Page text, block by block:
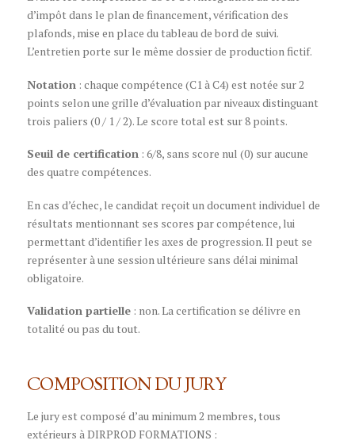
d’impôt dans le plan de financement, vérification des
plafonds, mise en place du tableau de bord de suivi.
L’entretien porte sur le même dossier de production fictif.
Notation : chaque compétence (C1 à C4) est notée sur 2
points selon une grille d’évaluation par niveaux distinguant
trois paliers (0 / 1 / 2). Le score total est sur 8 points.
Seuil de certification : 6/8, sans score nul (0) sur aucune
des quatre compétences.
En cas d’échec, le candidat reçoit un document individuel de
résultats mentionnant ses scores par compétence, lui
permettant d’identifier les axes de progression. Il peut se
représenter à une session ultérieure sans délai minimal
obligatoire.
Validation partielle : non. La certification se délivre en
totalité ou pas du tout.
COMPOSITION DU JURY
Le jury est composé d’au minimum 2 membres, tous
extérieurs à DIRPROD FORMATIONS :